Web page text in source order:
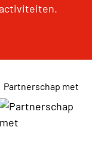
activiteiten.
Partnerschap met